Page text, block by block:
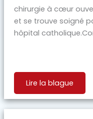
chirurgie à cœur
et se trouve soigné
hôpital
Lire la blague